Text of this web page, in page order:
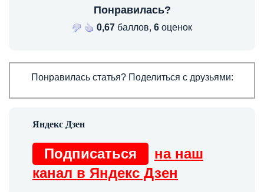
Понравилась?
0,67 баллов, 6 оценок
Понравилась статья? Поделиться с друзьями:
Подписаться
на наш
канал в Яндекс Дзен